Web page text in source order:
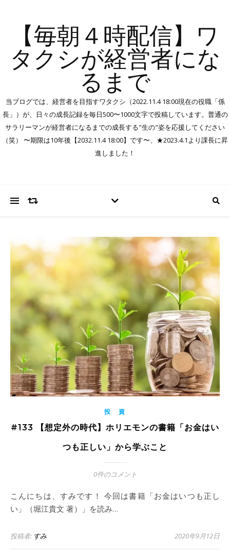
【毎朝４時配信】ワ
タクシが経営者にな
るまで
当ブログでは、経営者を目指すワタクシ（2022.11.4 18:00現在の役職「係
長」）が、日々の成長記録を毎日500〜1000文字で投稿しています。普通の
サラリーマンが経営者になるまでの成長する"生の"姿を応援してください
（笑） 〜期限は10年後【2032.11.4 18:00】です〜、★2023.4.1より課長に昇
進しました！
投 資
#133 【想定外の時代】ホリエモンの書籍「お金はい
つも正しい」から学ぶこと
0件のコメント
こんにちは、すみです！ 今回は書籍「お金はいつも正し
い」（堀江貴文 著）」を読み…
投稿者: すみ 2020年9月12日